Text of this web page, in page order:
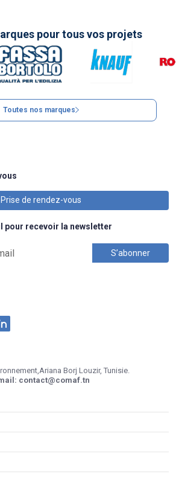
pour tous vos projets
Toutes nos marques
Prise de rendez-vous
pour recevoir la newsletter
Borj Louzir, Tunisie.
contact@comaf.tn